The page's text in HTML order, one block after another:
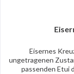
Eisernes
ungetragenen
passenden Etui